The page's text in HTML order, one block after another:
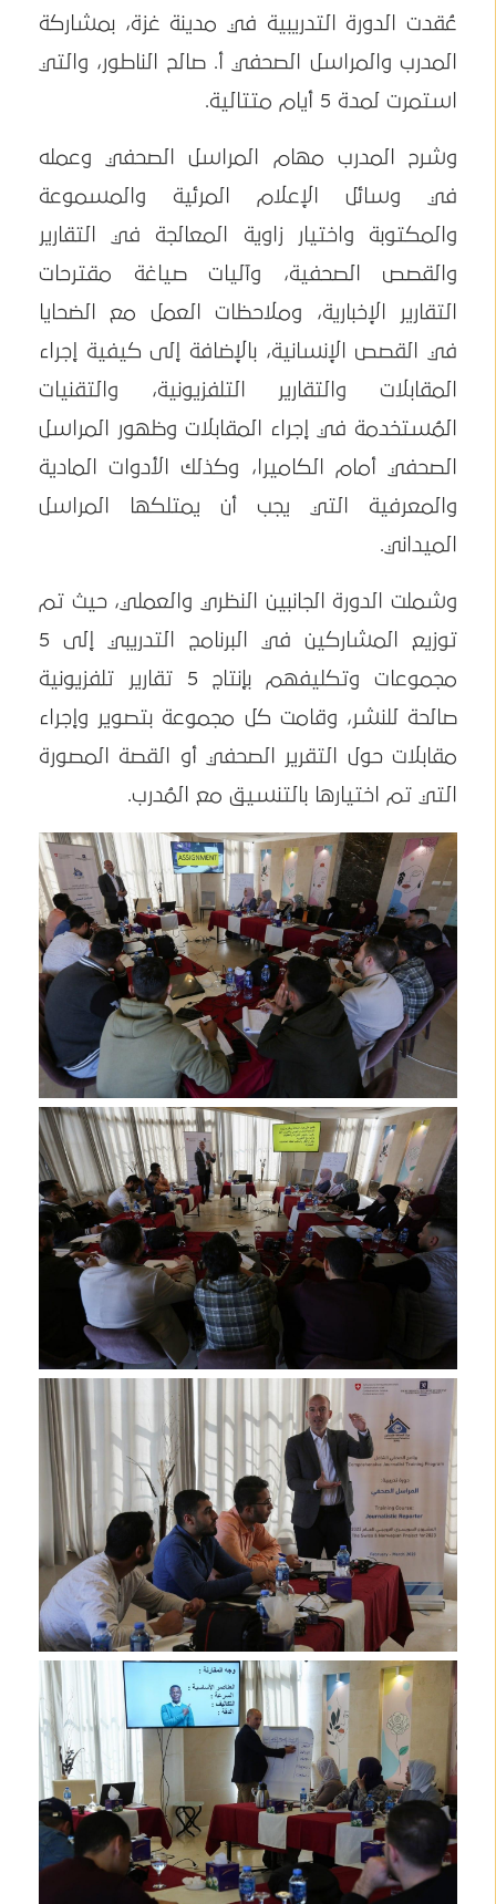
عُقدت الدورة التدريبية في مدينة غزة، بمشاركة
المدرب والمراسل الصحفي أ. صالح الناطور، والتي
استمرت لمدة 5 أيام متتالية.
وشرح المدرب مهام المراسل الصحفي وعمله
في وسائل الإعلام المرئية والمسموعة
والمكتوبة واختيار زاوية المعالجة في التقارير
والقصص الصحفية، وآليات صياغة مقترحات
التقارير الإخبارية، وملاحظات العمل مع الضحايا
في القصص الإنسانية، بالإضافة إلى كيفية إجراء
المقابلات والتقارير التلفزيونية، والتقنيات
المُستخدمة في إجراء المقابلات وظهور المراسل
الصحفي أمام الكاميرا، وكذلك الأدوات المادية
والمعرفية التي يجب أن يمتلكها المراسل
الميداني.
وشملت الدورة الجانبين النظري والعملي، حيث تم
توزيع المشاركين في البرنامج التدريبي إلى 5
مجموعات وتكليفهم بإنتاج 5 تقارير تلفزيونية
صالحة للنشر، وقامت كل مجموعة بتصوير وإجراء
مقابلات حول التقرير الصحفي أو القصة المصورة
التي تم اختيارها بالتنسيق مع المُدرب.